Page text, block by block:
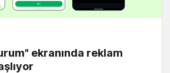
ekranında reklam